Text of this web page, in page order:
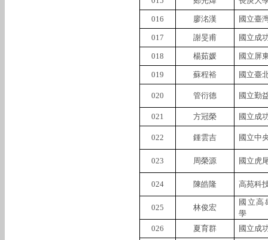
016 廖洺漢 國立臺
017 謝旻甫 國立成
018 楊茹媛 國立屏
019 蘇程裕 國立臺
020 管衍德 國立勤
021 方冠榮 國立成
022 鍾雲吉 國立中
023 周榮源 國立虎
024 陳皓隆 高苑科
025 林俊宏
國立高
學
026
夏育群 國立成